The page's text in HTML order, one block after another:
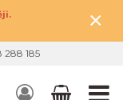
×
288 185